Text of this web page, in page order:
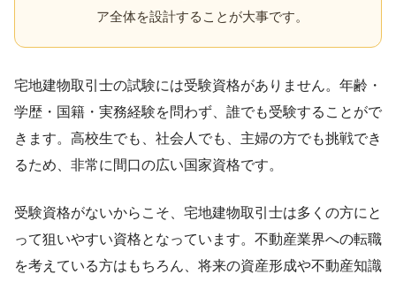
ア全体を設計することが大事です。
宅地建物取引士の試験には受験資格がありません。年齢・
学歴・国籍・実務経験を問わず、誰でも受験することがで
きます。高校生でも、社会人でも、主婦の方でも挑戦でき
るため、非常に間口の広い国家資格です。
受験資格がないからこそ、宅地建物取引士は多くの方にと
って狙いやすい資格となっています。不動産業界への転職
を考えている方はもちろん、将来の資産形成や不動産知識